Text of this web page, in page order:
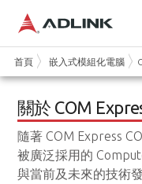
首頁 嵌入式模組化電腦
關於 COM
隨著 COM Express
被廣泛採用的
與當前及未來的技術